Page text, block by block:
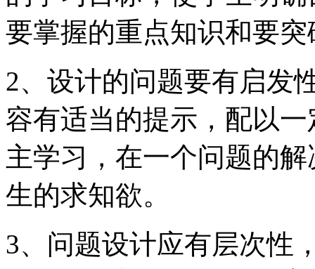
要掌握的重点知识和要
2、设计的问题要有启发
容有适当的提示，配以
主学习，在一个问题的
生的求知欲。
3、问题设计应有层次性